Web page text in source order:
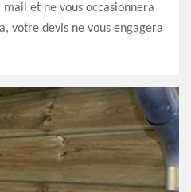
et ne vous occasionnera
votre devis ne vous engagera